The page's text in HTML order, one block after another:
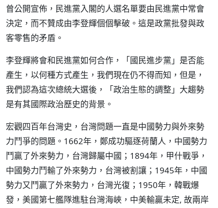
曾公開宣佈，民進黨入閣的人選名單要由民進黨中常會
決定，而不贊成由李登輝個個擊破。這是政黨批發與政
客零售的矛盾。
李登輝將會和民進黨如何合作，「國民進步黨」是否能
產生，以何種方式產生，我們現在仍不得而知，但是，
我們認為這次總統大選後，「政治生態的調整」大趨勢
是有其國際政治歷史的背景。
宏觀四百年台灣史，台灣問題一直是中國勢力與外來勢
力鬥爭的問題。1662年，鄭成功驅逐荷蘭人，中國勢力
鬥贏了外來勢力，台灣歸屬中國；1894年，甲什戰爭，
中國勢力鬥輸了外來勢力，台灣被割讓；1945年，中國
勢力又鬥贏了外來勢力，台灣光復；1950年，韓戰爆
發，美國第七艦隊進駐台灣海峽，中美輸贏未定, 故兩岸